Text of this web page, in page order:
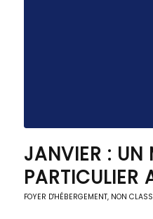
JANVIER : UN
PARTICULIER
FOYER D'HÉBERGEMENT, NON